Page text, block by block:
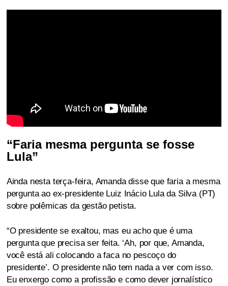
“Faria mesma pergunta se fosse
Lula”
Ainda nesta terça-feira, Amanda disse que faria a mesma
pergunta ao ex-presidente Luiz Inácio Lula da Silva (PT)
sobre polêmicas da gestão petista.
“O presidente se exaltou, mas eu acho que é uma
pergunta que precisa ser feita. ‘Ah, por que, Amanda,
você está ali colocando a faca no pescoço do
presidente’. O presidente não tem nada a ver com isso.
Eu enxergo como a profissão e como dever jornalístico